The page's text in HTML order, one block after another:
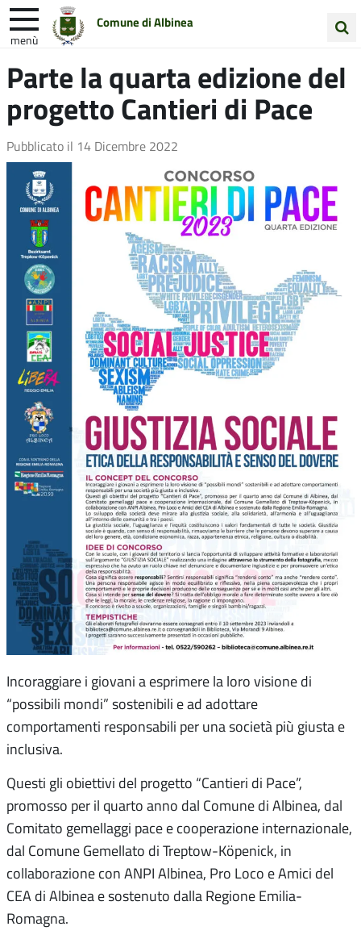
Comune di Albinea
menù
nel
sito
Entra in Comune Vivi Albinea
Unione Colline Matildiche
Parte la quarta edizione del
progetto Cantieri di Pace
Pubblicato il 14 Dicembre 2022
Incoraggiare i giovani a esprimere la loro visione di
“possibili mondi” sostenibili e ad adottare
comportamenti responsabili per una società più giusta e
inclusiva.
Questi gli obiettivi del progetto “Cantieri di Pace”,
promosso per il quarto anno dal Comune di Albinea, dal
Comitato gemellaggi pace e cooperazione internazionale,
dal Comune Gemellato di Treptow-Köpenick, in
collaborazione con ANPI Albinea, Pro Loco e Amici del
CEA di Albinea e sostenuto dalla Regione Emilia-
Romagna.